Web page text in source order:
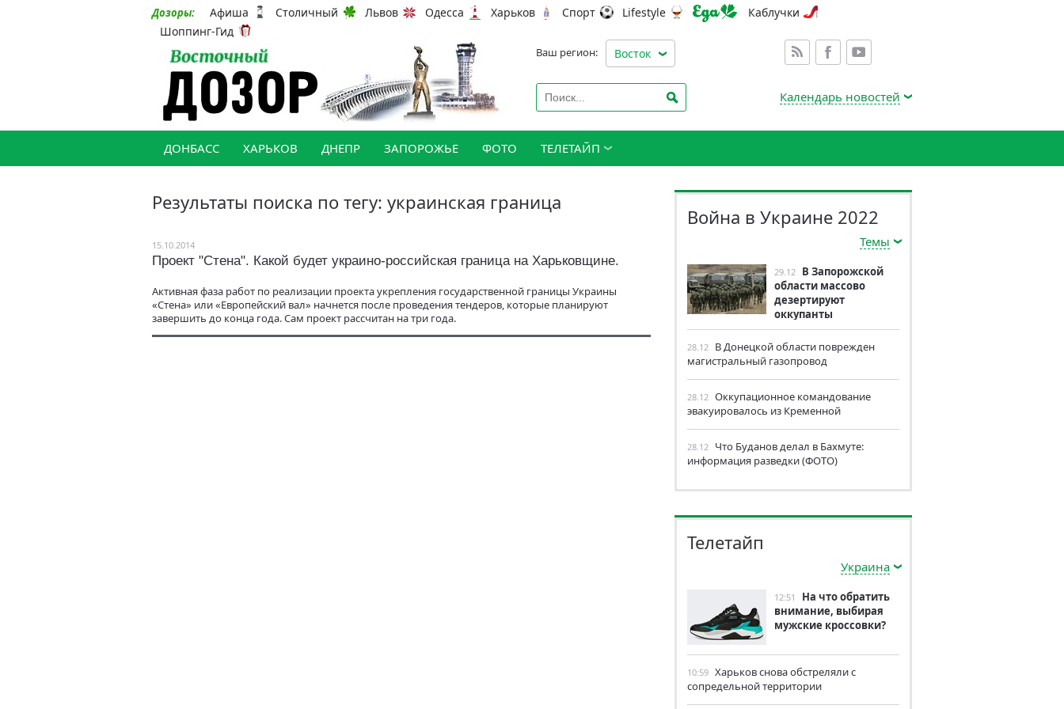
Дозоры: Афиша Столичный Львов Одесса Харьков Спорт Lifestyle
Каблучки
Шоппинг-Гид
Ваш регион: Восток
Календарь новостей
ДОНБАСС ХАРЬКОВ ДНЕПР ЗАПОРОЖЬЕ ФОТО ТЕЛЕТАЙП
Результаты поиска по тегу: украинская граница
15.10.2014
Проект "Стена". Какой будет украино-российская граница на Харьковщине.
Активная фаза работ по реализации проекта укрепления государственной границы Украины
«Стена» или «Европейский вал» начнется после проведения тендеров, которые планируют
завершить до конца года. Сам проект рассчитан на три года.
Война в Украине 2022
Темы
29.12 В Запорожской
области массово
дезертируют
оккупанты
28.12 В Донецкой области поврежден
магистральный газопровод
28.12 Оккупационное командование
эвакуировалось из Кременной
28.12 Что Буданов делал в Бахмуте:
информация разведки (ФОТО)
Телетайп
Украина
12:51
На что обратить
внимание, выбирая
мужские кроссовки?
10:59 Харьков снова обстреляли с
сопредельной территории